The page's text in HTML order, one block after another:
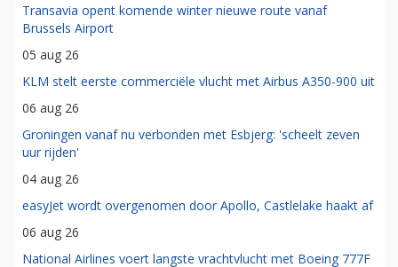
Transavia opent komende winter nieuwe route vanaf
Brussels Airport
05 aug 26
KLM stelt eerste commerciële vlucht met Airbus A350-900 uit
06 aug 26
Groningen vanaf nu verbonden met Esbjerg: 'scheelt zeven
uur rijden'
04 aug 26
easyJet wordt overgenomen door Apollo, Castlelake haakt af
06 aug 26
National Airlines voert langste vrachtvlucht met Boeing 777F